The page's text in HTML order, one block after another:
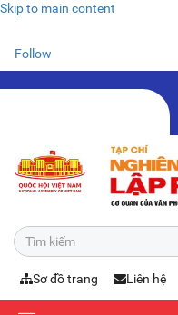
Skip to main content
Follow
Sơ đồ trang Liên hệ